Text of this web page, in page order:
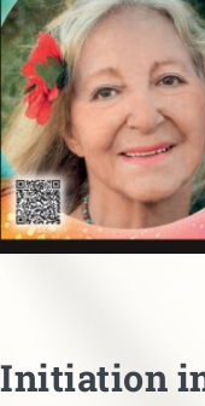
MARGOT’S CORNER
CONTACT
Initiation